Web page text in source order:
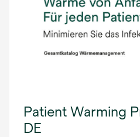
Patient Warming
DE